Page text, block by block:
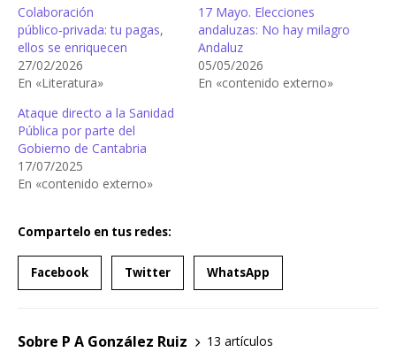
Colaboración
público‑privada: tu pagas,
ellos se enriquecen
27/02/2026
En «Literatura»
17 Mayo. Elecciones
andaluzas: No hay milagro
Andaluz
05/05/2026
En «contenido externo»
Ataque directo a la Sanidad
Pública por parte del
Gobierno de Cantabria
17/07/2025
En «contenido externo»
Compartelo en tus redes:
Facebook Twitter WhatsApp
Sobre P A González Ruiz
13 artículos